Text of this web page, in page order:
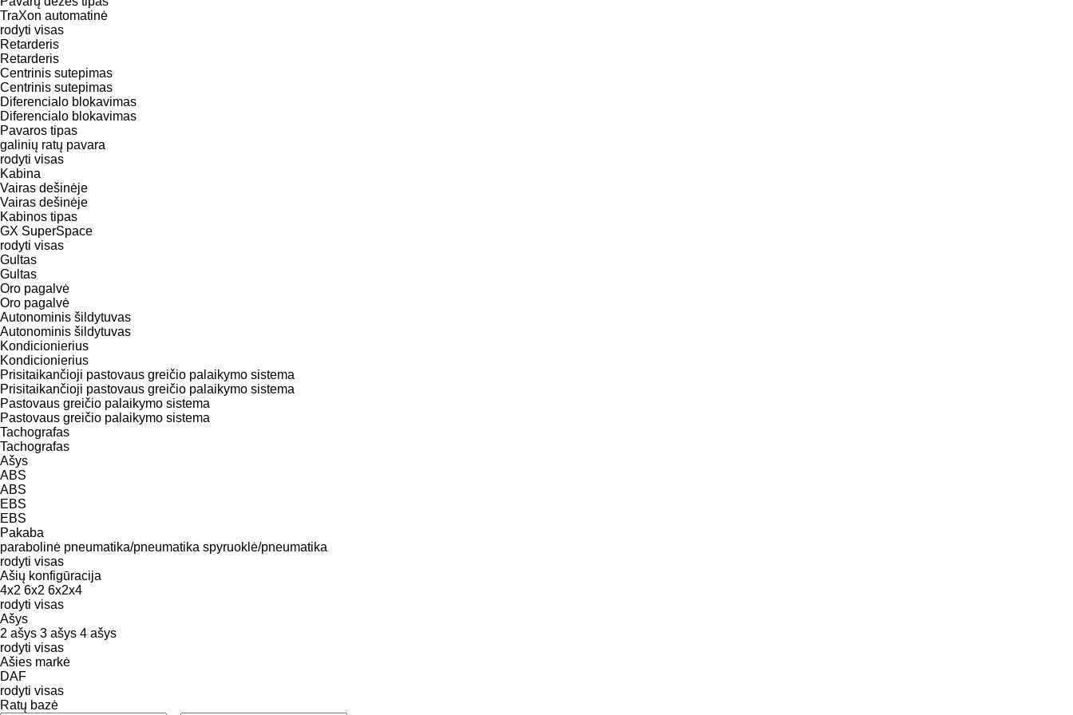
TraXon automatinė
rodyti visas
Retarderis
Retarderis
Centrinis sutepimas
Centrinis sutepimas
Diferencialo blokavimas
Diferencialo blokavimas
Pavaros tipas
galinių ratų pavara
rodyti visas
Kabina
Vairas dešinėje
Vairas dešinėje
Kabinos tipas
GX SuperSpace
rodyti visas
Gultas
Gultas
Oro pagalvė
Oro pagalvė
Autonominis šildytuvas
Autonominis šildytuvas
Kondicionierius
Kondicionierius
Prisitaikančioji pastovaus greičio palaikymo sistema
Prisitaikančioji pastovaus greičio palaikymo sistema
Pastovaus greičio palaikymo sistema
Pastovaus greičio palaikymo sistema
Tachografas
Tachografas
Ašys
ABS
ABS
EBS
EBS
Pakaba
parabolinė pneumatika/pneumatika spyruoklė/pneumatika
rodyti visas
Ašių konfigūracija
4x2 6x2 6x2x4
rodyti visas
Ašys
2 ašys 3 ašys 4 ašys
rodyti visas
Ašies markė
DAF
rodyti visas
Ratų bazė